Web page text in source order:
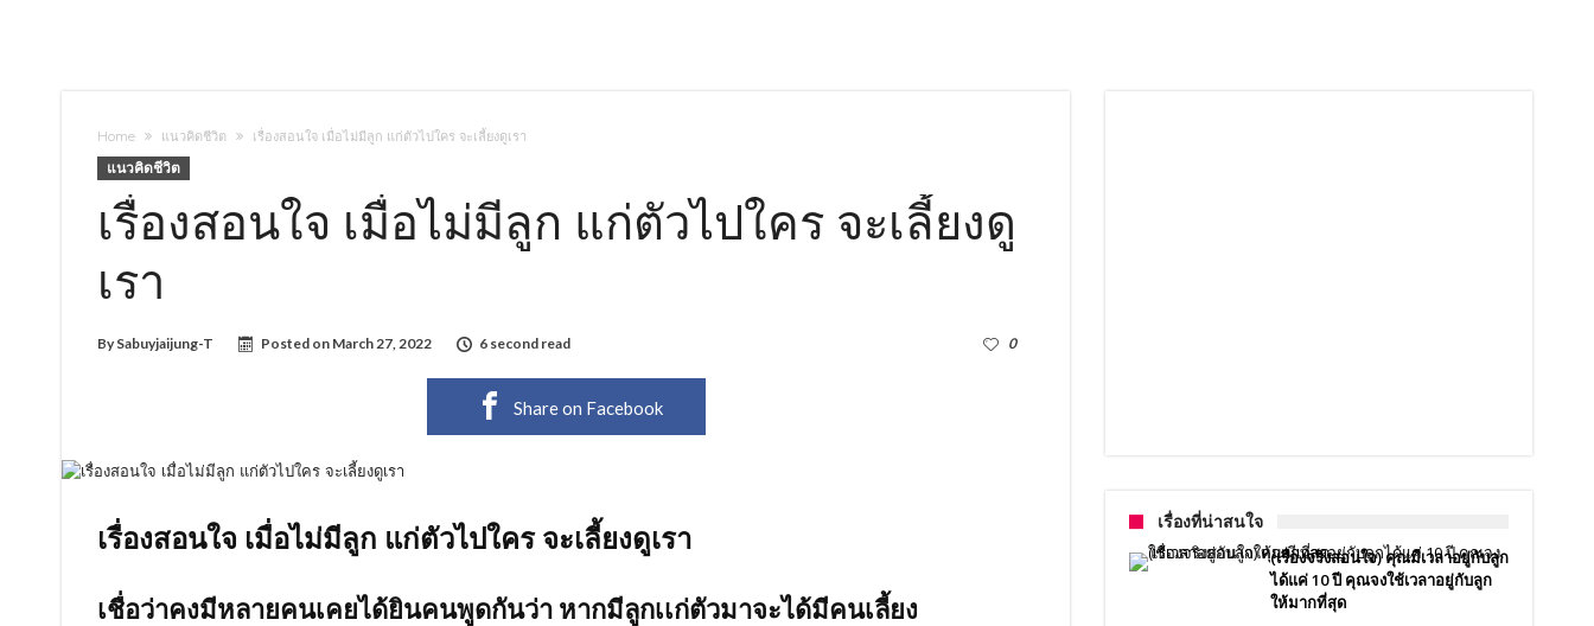
Home แนวคิดชีวิต เรื่องสอนใจ เมื่อไม่มีลูก แก่ตัวไปใคร จะเลี้ยงดูเรา
แนวคิดชีวิต
เรื่องสอนใจ เมื่อไม่มีลูก แก่ตัวไปใคร จะเลี้ยงดู
เรา
By Sabuyjaijung-T Posted on March 27, 2022 6 second read 0
Share on Facebook
เรื่องสอนใจ เมื่อไม่มีลูก แก่ตัวไปใคร จะเลี้ยงดูเรา
เชื่อว่าคงมีหลายคนเคยได้ยินคนพูดกันว่า หากมีลูกเเก่ตัวมาจะได้มีคนเลี้ยง
เรื่องที่น่าสนใจ
(เรื่องจริงสอนใจ) คุณมีเวลาอยู่กับลูก
ได้แค่ 10 ปี คุณจงใช้เวลาอยู่กับลูก
ให้มากที่สุด